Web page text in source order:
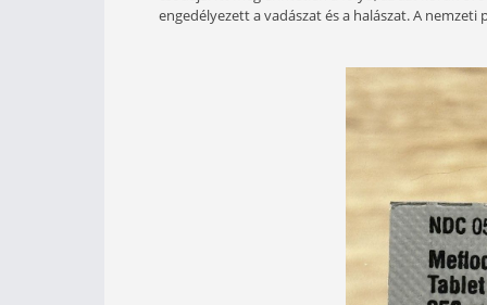
Az afrikai kontinens
horogra keríteni. A kifogható
azonban Afrika belsejében
fogom most a kedves
az afrikai kontinens
járó kockázatát, mert itt még
csodája. Itt még érintetlen a
engedélyezett a vadászat és a